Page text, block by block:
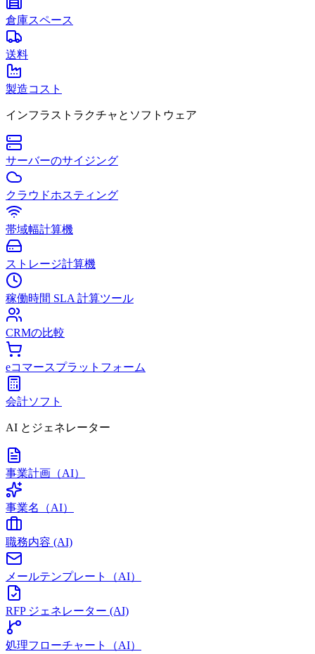
倉庫スペース
送料
製造コスト
インフラストラクチャとソフトウェア
サーバーのサイジング
クラウドホスティング
帯域幅計算機
ストレージ計算機
稼働時間 SLA 計算ツール
CRMの比較
eコマースプラットフォーム
会計ソフト
AI とジェネレーター
事業計画（AI）
事業名（AI）
職務内容 (AI)
メールテンプレート（AI）
RFP ジェネレーター (AI)
処理フローチャート（AI）